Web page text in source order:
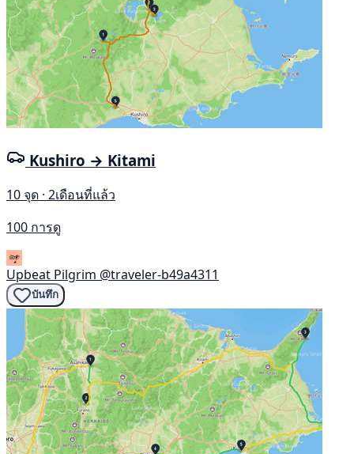
Kushiro → Kitami
10 จุด · 2เดือนที่แล้ว
100 การดู
Upbeat Pilgrim @traveler-b49a4311
บันทึก